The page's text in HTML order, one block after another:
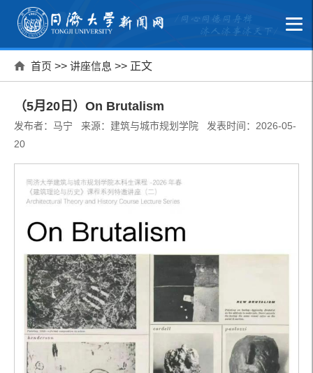
首页 >> 讲座信息 >> 正文
（5月20日）On Brutalism
发布者：马宁 来源：建筑与城市规划学院 发表时间：2026-05-
20